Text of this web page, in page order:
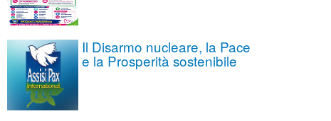
Il Disarmo nucleare, la Pace
e la Prosperità sostenibile